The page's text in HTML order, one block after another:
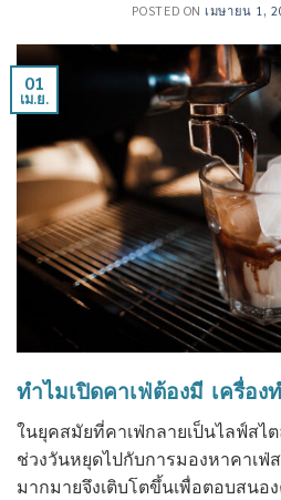
POSTED ON เมษายน 1,
01
เม.ย.
ทำไมเปิดคาเฟ่ต้องมี เครื่อง
ในยุคสมัยที่คาเฟ่กลายเป็นไลฟ์สไ
ช่วงวันหยุดไปกับการมองหาคาเฟ่
มากมายจึงเติบโตขึ้นเพื่อตอบสนอ